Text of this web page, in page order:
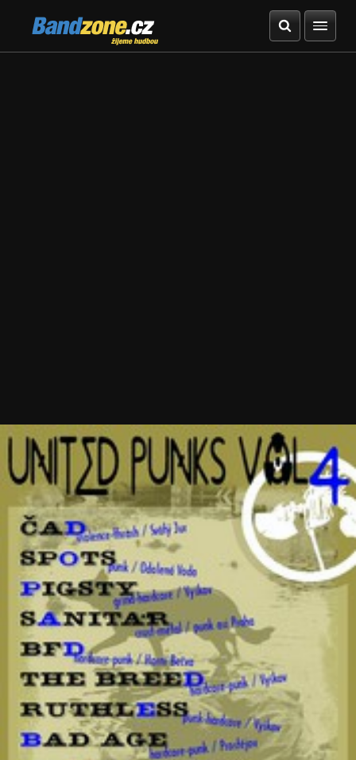
Bandzone.cz
žijeme hudbou